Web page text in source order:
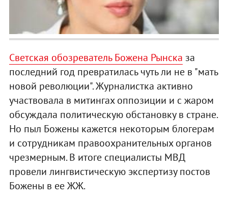
Светская обозреватель Божена Рынска за
последний год превратилась чуть ли не в "мать
новой революции". Журналистка активно
участвовала в митингах оппозиции и с жаром
обсуждала политическую обстановку в стране.
Но пыл Божены кажется некоторым блогерам
и сотрудникам правоохранительных органов
чрезмерным. В итоге специалисты МВД
провели лингвистическую экспертизу постов
Божены в ее ЖЖ.